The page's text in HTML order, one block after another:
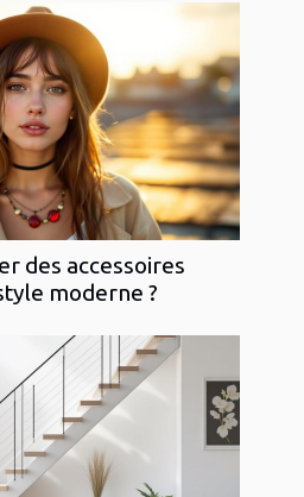
des accessoires
moderne ?